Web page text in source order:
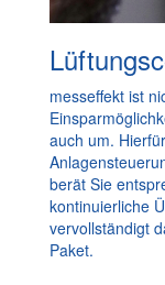
messeffekt ist
auch um.
berät Sie
kontinuierliche
vervollständigt
Paket.